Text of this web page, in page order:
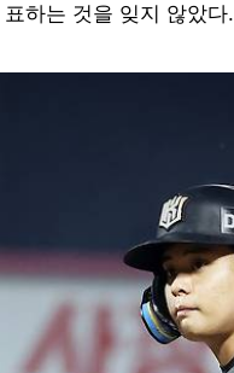
하는 것을 잊지 않았다.